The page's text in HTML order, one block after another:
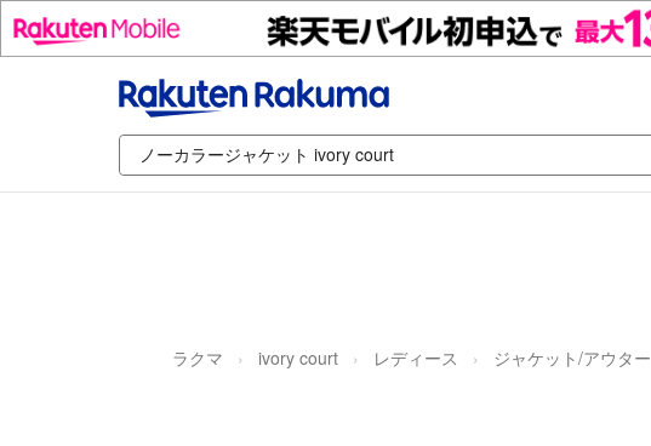
ラクマ ivory court レディース ジャケット/アウター